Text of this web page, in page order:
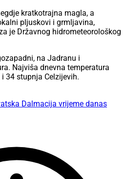
kratkotrajna magla, a
pljuskovi i grmljavina,
je Državnog hidrometeorološkog
na Jadranu i
Najviša dnevna temperatura
34 stupnja Celzijevih.
Dalmacija vrijeme danas